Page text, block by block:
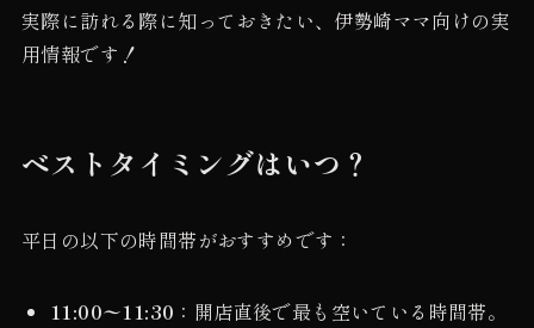
実際に訪れる際に知っておきたい、伊勢崎ママ向けの実
用情報です！
ベストタイミングはいつ？
平日の以下の時間帯がおすすめです：
11:00〜11:30 ：開店直後で最も空いている時間帯。